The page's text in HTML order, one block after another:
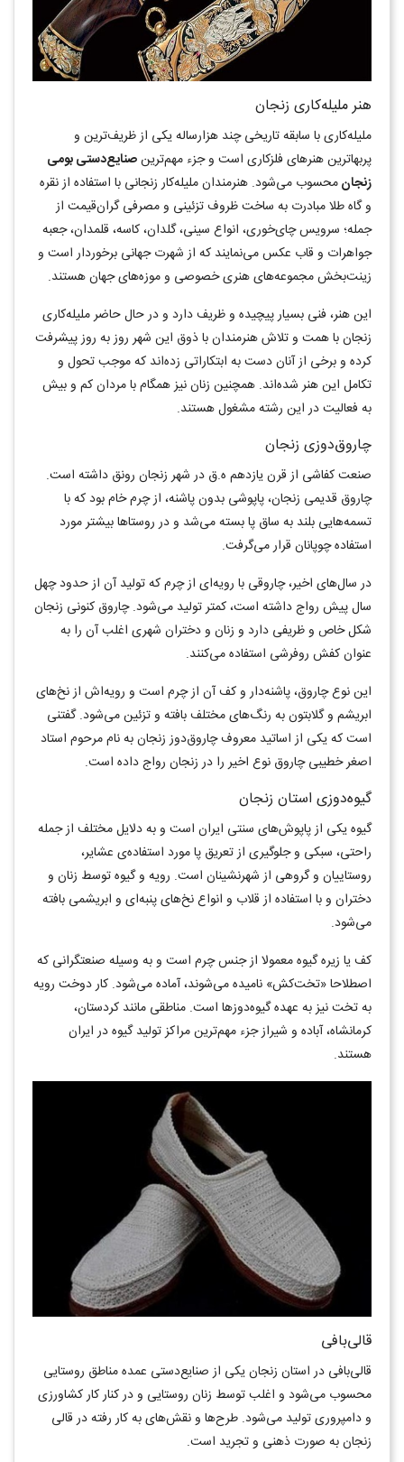
هنر ملیله‌کاری زنجان
ملیله‌کاری با سابقه تاریخی چند هزارساله یکی از ظریف‌ترین و
پربهاترین هنرهای فلزکاری است و جزء مهم‌ترینصنایع‌دستی بومی
زنجانمحسوب می‌شود. هنرمندان ملیله‌کار زنجانی با استفاده از نقره
و گاه طلا مبادرت به ساخت ظروف تزئینی و مصرفی گران‌قیمت از
جمله؛ سرویس چای‌خوری، انواع سینی، گلدان، کاسه، قلمدان، جعبه
جواهرات و قاب عکس می‌نمایند که از شهرت جهانی برخوردار است و
زینت‌بخش مجموعه‌های هنری خصوصی و موزه‌های جهان هستند.
این هنر، فنی بسیار پیچیده و ظریف دارد و در حال حاضر ملیله‌کاری
زنجان با همت و تلاش هنرمندان با ذوق این شهر روز به روز پیشرفت
کرده و برخی از آنان دست به ابتکاراتی زده‌اند که موجب تحول و
تکامل این هنر شده‌اند. همچنین زنان نیز همگام با مردان کم و بیش
به فعالیت در این رشته مشغول هستند.
چاروق‌دوزی زنجان
صنعت کفاشی از قرن یازدهم ه.ق در شهر زنجان رونق داشته است.
چاروق قدیمی زنجان، پاپوشی بدون پاشنه، از چرم خام بود که با
تسمه‌هایی بلند به ساق پا بسته می‌شد و در روستاها بیشتر مورد
استفاده چوپانان قرار می‌گرفت.
در سال‌های اخیر، چاروقی با رویه‌ای از چرم که تولید آن از حدود چهل
سال پیش رواج داشته است، کمتر تولید می‌شود. چاروق کنونی زنجان
شکل خاص و ظریفی دارد و زنان و دختران شهری اغلب آن را به
عنوان کفش روفرشی استفاده می‌کنند.
این نوع چاروق، پاشنه‌دار و کف آن از چرم است و رویه‌اش از نخ‌های
ابریشم و گلابتون به رنگ‌های مختلف بافته و تزئین می‌شود. گفتنی
است که یکی از اساتید معروف چاروق‌دوز زنجان به نام مرحوم استاد
اصغر خطیبی چاروق نوع اخیر را در زنجان رواج داده است.
گیوه‌دوزی استان زنجان
گیوه یکی از پاپوش‌های سنتی ایران است و به دلایل مختلف از جمله
راحتی، سبکی و جلوگیری از تعریق پا مورد استفاده‌ی عشایر،
روستاییان و گروهی از شهرنشینان است. رویه و گیوه توسط زنان و
دختران و با استفاده از قلاب و انواع نخ‌های پنبه‌ای و ابریشمی بافته
می‌شود.
کف یا زیره گیوه معمولا از جنس چرم است و به وسیله صنعتگرانی که
اصطلاحا «تخت‌کش» نامیده می‌شوند، آماده می‌شود. کار دوخت رویه
به تخت نیز به عهده گیوه‌دوزها است. مناطقی مانند کردستان،
کرمانشاه، آباده و شیراز جزء مهم‌ترین مراکز تولید گیوه در ایران
هستند.
قالی‌بافی
قالی‌بافی در استان زنجان یکی از صنایع‌دستی عمده مناطق روستایی
محسوب می‌شود و اغلب توسط زنان روستایی و در کنار کار کشاورزی
و دامپروری تولید می‌شود. طرح‌ها و نقش‌های به کار رفته در قالی
زنجان به صورت ذهنی و تجرید است.